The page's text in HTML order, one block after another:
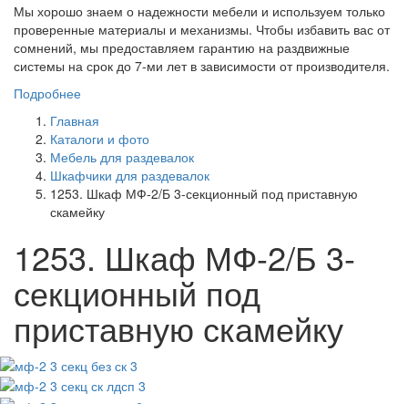
Мы хорошо знаем о надежности мебели и используем только
проверенные материалы и механизмы. Чтобы избавить вас от
сомнений, мы предоставляем гарантию на раздвижные
системы на срок до 7-ми лет в зависимости от производителя.
Подробнее
Главная
Каталоги и фото
Мебель для раздевалок
Шкафчики для раздевалок
1253. Шкаф МФ-2/Б 3-секционный под приставную
скамейку
1253. Шкаф МФ-2/Б 3-
секционный под
приставную скамейку